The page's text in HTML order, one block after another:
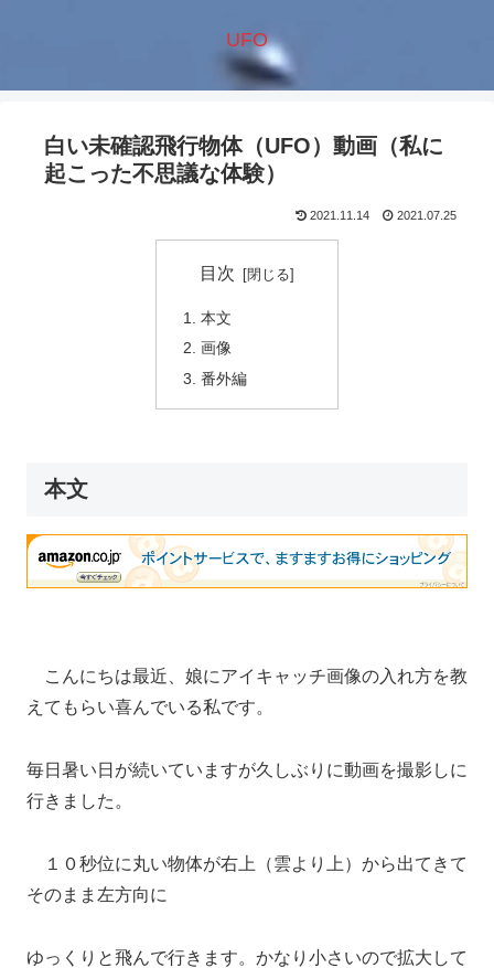
UFO
白い未確認飛行物体（UFO）動画（私に
起こった不思議な体験）
2021.11.14 2021.07.25
目次
本文
画像
番外編
本文
こんにちは最近、娘にアイキャッチ画像の入れ方を教
えてもらい喜んでいる私です。
毎日暑い日が続いていますが久しぶりに動画を撮影しに
行きました。
１０秒位に丸い物体が右上（雲より上）から出てきて
そのまま左方向に
ゆっくりと飛んで行きます。かなり小さいので拡大して